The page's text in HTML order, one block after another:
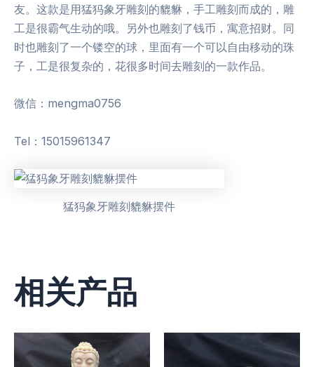
友。这款是用猛犸象牙雕刻的貔貅，手工雕刻而成的，雕
工是很霸气生动的哦。另外也雕刻了钱币，寓意招财。同
时也雕刻了一个镂空的球，里面有一个可以自由移动的珠
子，工是很复杂的，花很多时间去雕刻的一款作品。
微信：mengma0756
Tel：15015961347
猛犸象牙雕刻貔貅摆件
相关产品